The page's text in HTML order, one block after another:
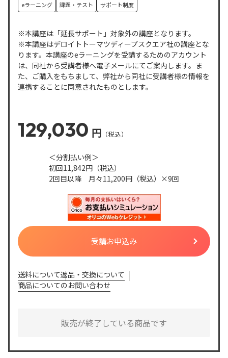
eラーニング 課題・テスト サポート制度
※本講座は「延長サポート」対象外の講座となります。
※本講座はデロイトトーマツディープスクエア社の講座とな
ります。本講座のeラーニングを受講するためのアカウント
は、同社から受講者様へ電子メールにてご案内します。ま
た、ご購入をもちまして、弊社から同社に受講者様の情報を
連携することに同意されたものとします。
129,030 円
＜分割払い例＞
初回11,842円 （税込）
2回目以降 月々11,200円 （税込） ×9回
販売が終了している商品です
送料について返品・交換について
商品についてのお問い合わせ